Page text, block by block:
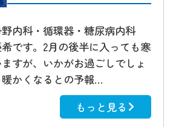
内科・循環器・糖尿病内科
です。2月の後半に入っても寒
すが、いかがお過ごしでしょ
かくなるとの予報…
もっと見る